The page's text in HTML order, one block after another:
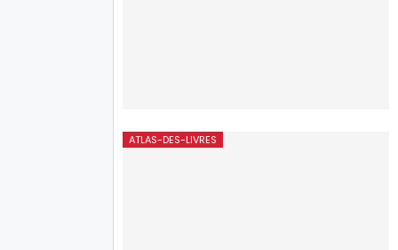
ATLAS-DES-LIVRES